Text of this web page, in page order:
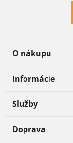
O nákupu
Informácie
Služby
Doprava